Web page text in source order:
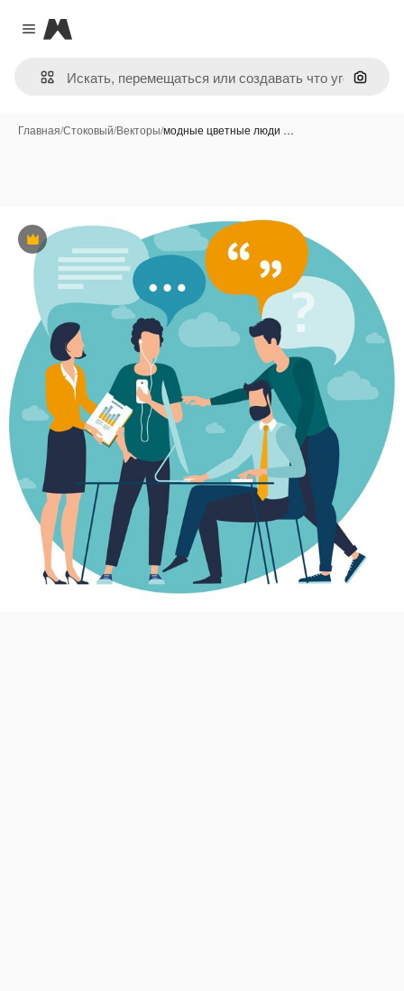
Close menu
Magnific
Поиск
Главная/Стоковый/Векторы/модные цветные люди …
Премиум